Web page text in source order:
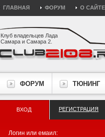
ГЛАВНАЯ ФОРУМ О САЙТЕ
Клуб владельцев Лада
Самара и Самара 2.
ФОРУМ ТЮНИНГ
ВХОД РЕГИСТРАЦИЯ
Логин или емаил: